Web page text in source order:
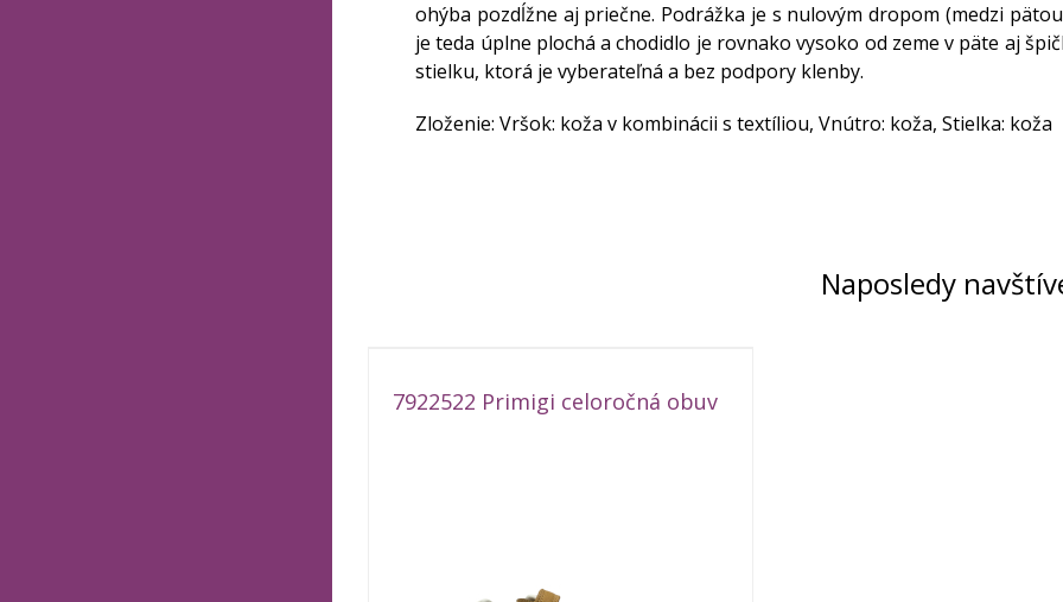
ohýba pozdĺžne aj priečne. Podrážka je s nulovým dropom (medzi
je teda úplne plochá a chodidlo je rovnako vysoko od zeme v päte aj
stielku, ktorá je vyberateľná a bez podpory klenby.
Zloženie: Vršok: koža v kombinácii s textíliou, Vnútro: koža, Stielka: koža
Naposledy
7922522 Primigi celoročná obuv